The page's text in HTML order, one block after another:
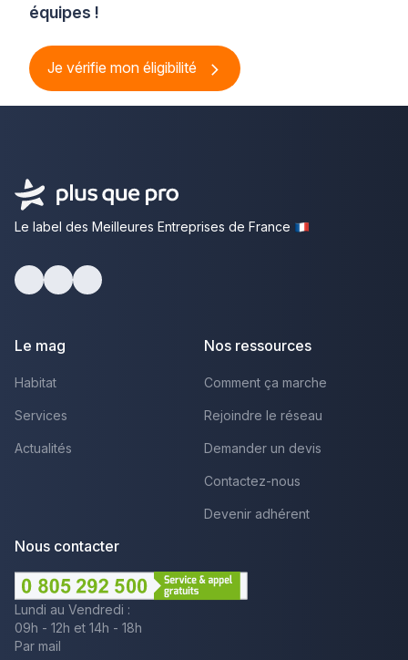
équipes !
Je vérifie mon éligibilité
Le label des Meilleures Entreprises de France
Le mag
Habitat
Services
Actualités
Nos ressources
Comment ça marche
Rejoindre le réseau
Demander un devis
Contactez-nous
Devenir adhérent
Nous contacter
Lundi au Vendredi :
09h - 12h et 14h - 18h
Par mail